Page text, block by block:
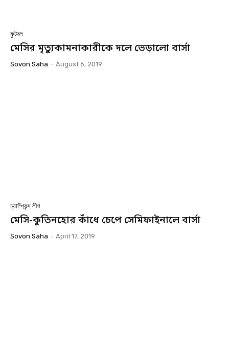
ফুটবল
মেসির মৃত্যুকামনাকারীকে দলে ভেড়ালো বার্সা
Sovon Saha - August 6, 2019
চ্যাম্পিয়ন্স লীগ
মেসি-কুতিনহোর কাঁধে চেপে সেমিফাইনালে বার্সা
Sovon Saha - April 17, 2019